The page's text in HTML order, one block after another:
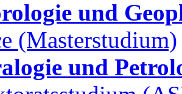
und
(Masterstudium)
und